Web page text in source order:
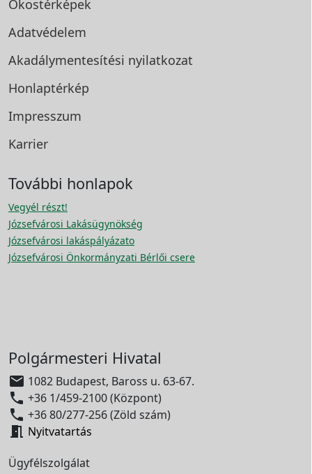
Okostérképek
Adatvédelem
Akadálymentesítési nyilatkozat
Honlaptérkép
Impresszum
Karrier
További honlapok
Vegyél részt!
Józsefvárosi Lakásügynökség
Józsefvárosi lakáspályázato
Józsefvárosi Önkormányzati Bérlői csere
Polgármesteri Hivatal
 1082 Budapest, Baross u. 63-67.
 +36 1/459-2100 (Központ)
 +36 80/277-256 (Zöld szám)
 Nyitvatartás
Ügyfélszolgálat